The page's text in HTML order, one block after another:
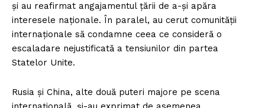
și au reafirmat angajamentul țării de a-și apăra
interesele naționale. În paralel, au cerut comunității
internaționale să condamne ceea ce consideră o
escaladare nejustificată a tensiunilor din partea
Statelor Unite.
Rusia și China, alte două puteri majore pe scena